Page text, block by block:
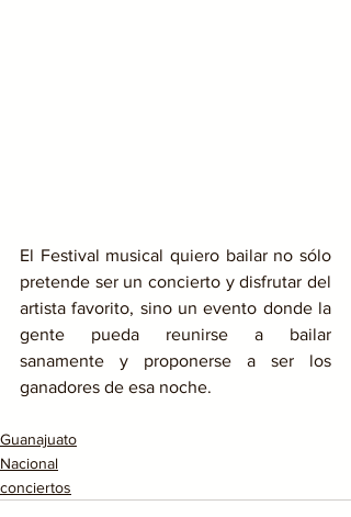
El Festival musical quiero bailar no sólo
pretende ser un concierto y disfrutar del
artista favorito, sino un evento donde la
gente pueda reunirse a bailar
sanamente y proponerse a ser los
ganadores de esa noche.
Guanajuato
Nacional
conciertos